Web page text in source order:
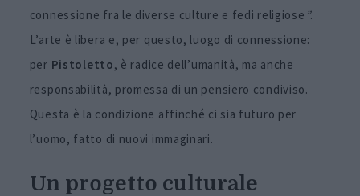
connessione fra le diverse culture e fedi religiose ”.
L’arte è libera e, per questo, luogo di connessione:
per Pistoletto, è radice dell’umanità, ma anche
responsabilità, promessa di un pensiero condiviso.
Questa è la condizione affinché ci sia futuro per
l’uomo, fatto di nuovi immaginari.
Un progetto culturale